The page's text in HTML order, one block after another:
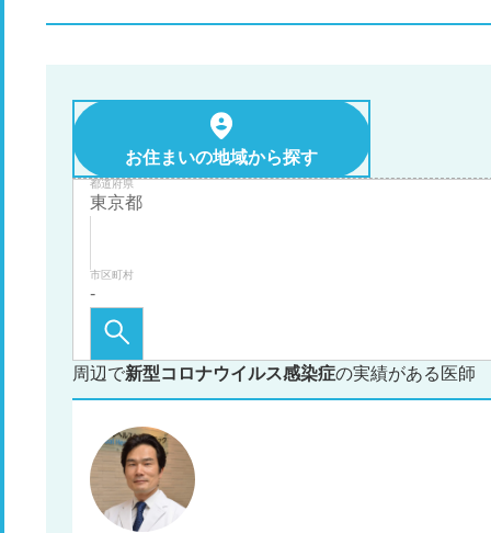
お住まいの地域から探す
都道府県
市区町村
周辺で新型コロナウイルス感染症の実績がある医師